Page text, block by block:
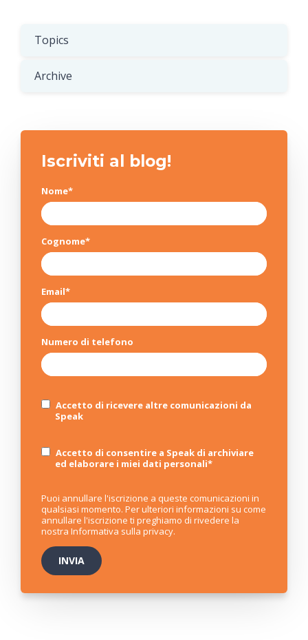
Topics
Archive
Iscriviti al blog!
Nome*
Cognome*
Email*
Numero di telefono
Accetto di ricevere altre comunicazioni da
Speak
Accetto di consentire a Speak di archiviare
ed elaborare i miei dati personali*
Puoi annullare l'iscrizione a queste comunicazioni in
qualsiasi momento. Per ulteriori informazioni su come
annullare l'iscrizione ti preghiamo di rivedere la
nostra Informativa sulla privacy.